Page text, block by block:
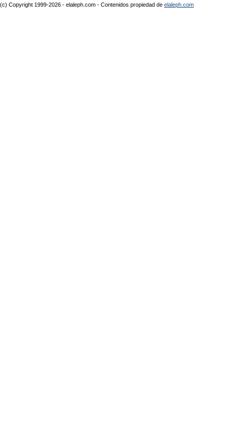
(c) Copyright 1999-2026 - elaleph.com - Contenidos propiedad de elaleph.com